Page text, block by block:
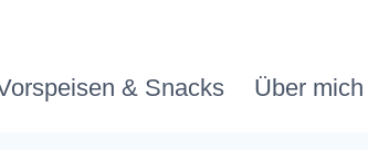
& Snacks Über mich